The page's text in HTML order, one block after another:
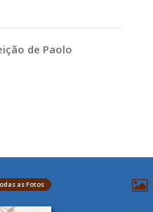
de Paolo
as Fotos